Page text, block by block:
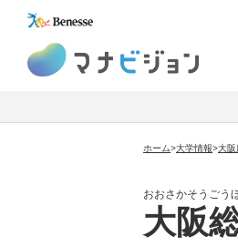
ホーム>大学情報>大阪
おおさかそうごう
大阪